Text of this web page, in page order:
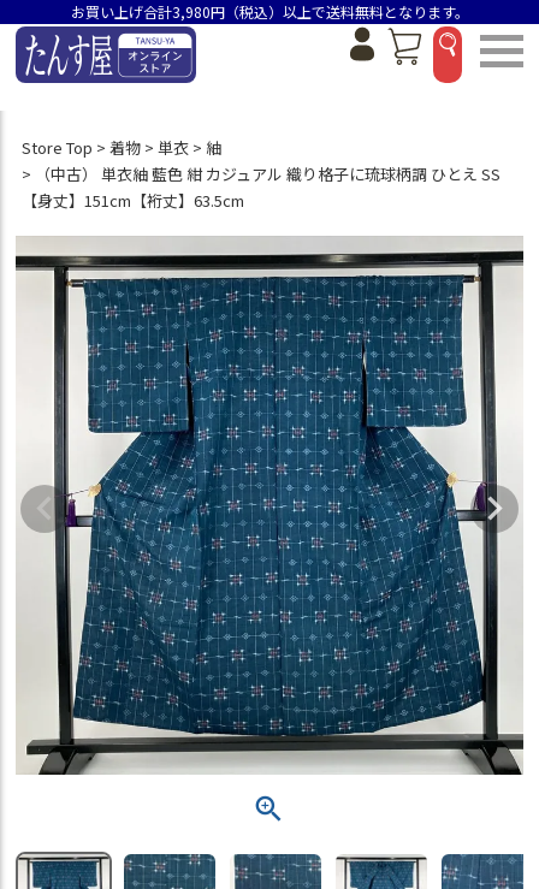
お買い上げ合計3,980円（税込）以上で送料無料となります。
Store Top 着物 単衣
紬
（中古） 単衣紬 藍色 紺 カジュアル 織り格子に琉球柄調 ひとえ SS
【身丈】151cm【裄丈】63.5cm